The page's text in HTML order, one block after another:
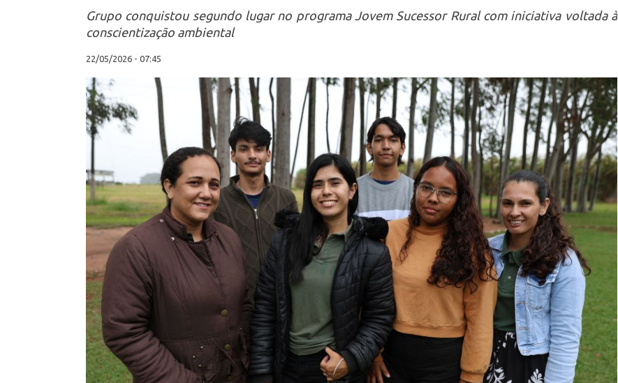
Grupo conquistou segundo lugar no programa Jovem Sucessor Rural com iniciativa voltada à
conscientização ambiental
22/05/2026 - 07:45